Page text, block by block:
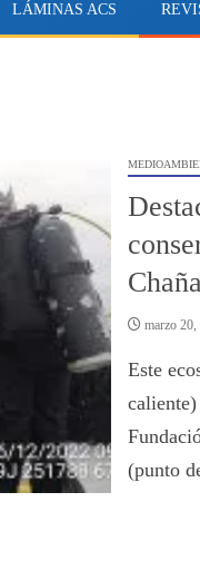
LÁMINAS ACS
marzo 20,
Este
(punto